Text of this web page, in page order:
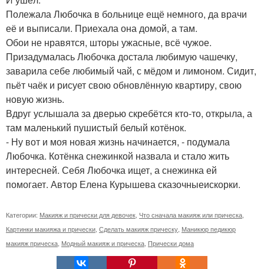
Полежала Любочка в больнице ещё немного, да врачи
её и выписали. Приехала она домой, а там.
Обои не нравятся, шторы ужасные, всё чужое.
Призадумалась Любочка достала любимую чашечку,
заварила себе любимый чай, с мёдом и лимоном. Сидит,
пьёт чаёк и рисует свою обновлённую квартиру, свою
новую жизнь.
Вдруг услышала за дверью скребётся кто-то, открыла, а
там маленький пушистый белый котёнок.
- Ну вот и моя новая жизнь начинается, - подумала
Любочка. Котёнка снежинкой назвала и стало жить
интересней. Себя Любочка ищет, а снежинка ей
помогает. Автор Елена Курышева сказочныеискорки.
Категории: Макияж и прически для девочек, Что сначала макияж или прическа,
Картинки макияжа и прически, Сделать макияж прическу, Маникюр педикюр
макияж прическа, Модный макияж и прическа, Прически дома